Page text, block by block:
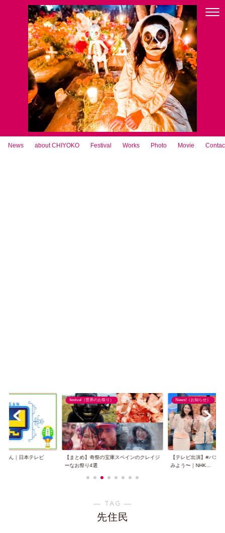
News about CHIYOKO Festival Works Photo Movie
さん｜日本テレビ
festival（世界のお祭り）
【まとめ】奇祭の宝庫スペインのクレイジ
ーなお祭り4選
News!（お知らせ）
【テレビ出演】#バズ
みよう〜｜NHK...
― TAG ―
先住民